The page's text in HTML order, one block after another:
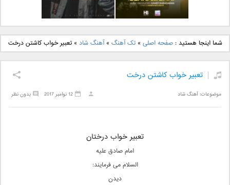
دانلود آهنگ جدید بهنام
بانی بنام قرص قمر 2
دانلود آهنگ جدید علی
یاسینی بنام دورترین نزدیک
شما اینجا هستید :صفحه اصلی »تک آهنگ »آهنگ شاد »تعبیر خواب کاشتن درخت
تعبیر خواب کاشتن درخت
موضوعات:آهنگ شاد بدون نظر 12 نوامبر 2017
تعبیر خواب درختان
امام صادق علیه
السلام می فرمایند:
ديدن